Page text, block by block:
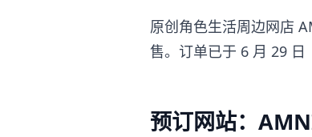
原创角色生活周边网店
售。订单已于 6 月 29 日
预订网站：